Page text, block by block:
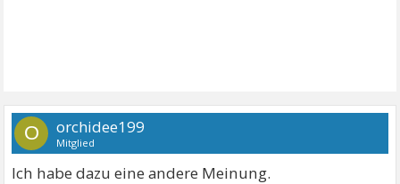
O orchidee199
Mitglied
Ich habe dazu eine andere Meinung.